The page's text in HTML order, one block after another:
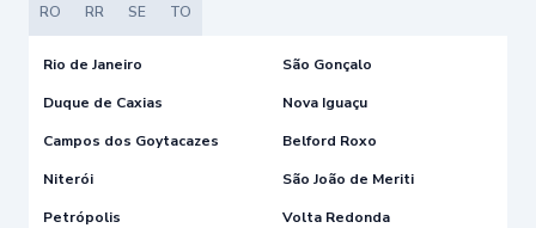
RO RR SE TO
Rio de Janeiro
São Gonçalo
Duque de Caxias
Nova Iguaçu
Campos dos Goytacazes
Belford Roxo
Niterói
São João de Meriti
Petrópolis
Volta Redonda